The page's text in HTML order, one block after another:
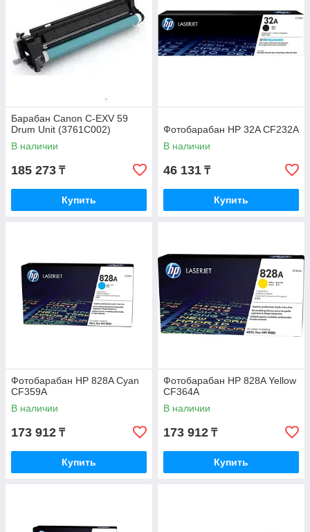
Барабан Canon C-EXV 59
Drum Unit (3761C002)
В наличии
185 273 ₸
Купить
Фотобарабан HP 32A CF232A
В наличии
46 131 ₸
Купить
Фотобарабан HP 828A Cyan
CF359A
В наличии
173 912 ₸
Купить
Фотобарабан HP 828A Yellow
CF364A
В наличии
173 912 ₸
Купить